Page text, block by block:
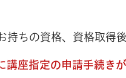
持ちの資格、資格取得
講座指定の申請手続き